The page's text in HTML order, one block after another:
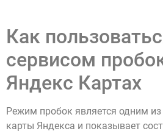
Как
сервисом
Яндекс Картах
Режим пробок является одним из
карты Яндекса и показывает